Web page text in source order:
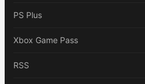
PS Plus
Xbox Game Pass
RSS